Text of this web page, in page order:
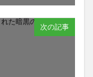
次の記事